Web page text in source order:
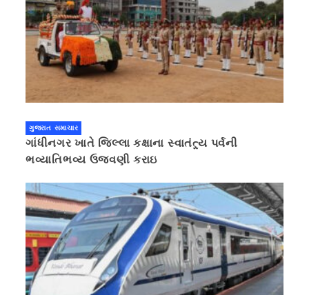
ગુજરાત સમાચાર
ગાંધીનગર ખાતે જિલ્લા કક્ષાના સ્વાતંત્ર્ય પર્વની
ભવ્યાતિભવ્ય ઉજવણી કરાઇ